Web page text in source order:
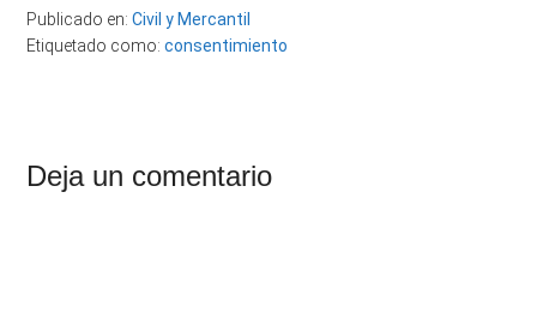
Publicado en:Civil y Mercantil
Etiquetado como:consentimiento
Interacciones
Deja un comentario